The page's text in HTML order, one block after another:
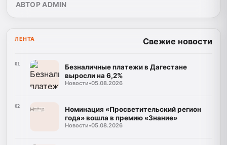
АВТОР ADMIN
ЛЕНТА Свежие новости
01
Безналичные платежи в Дагестане
выросли на 6,2%
Новости•05.08.2026
02
Номинация «Просветительский регион
года» вошла в премию «Знание»
Новости•05.08.2026